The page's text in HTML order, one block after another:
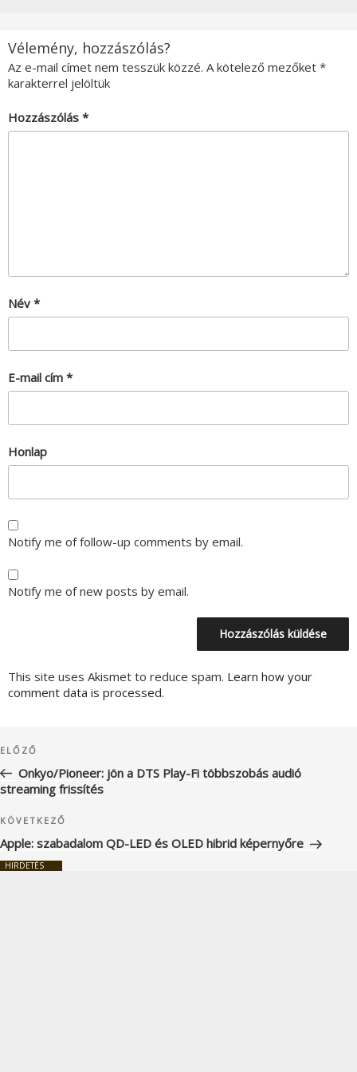
Vélemény, hozzászólás?
Az e-mail címet nem tesszük közzé. A kötelező mezőket *
karakterrel jelöltük
Hozzászólás *
Név *
E-mail cím *
Honlap
Notify me of follow-up comments by email.
Notify me of new posts by email.
This site uses Akismet to reduce spam. Learn how your
comment data is processed.
navigáció
Korábbi
bejegyzés
ELŐZŐ
Onkyo/Pioneer: jön a DTS Play-Fi többszobás audió
streaming frissítés
Következő
bejegyzés
KÖVETKEZŐ
Apple: szabadalom QD-LED és OLED hibrid képernyőre
HIRDETÉS